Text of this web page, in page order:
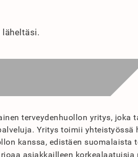
terveydenhuollon yritys, joka
Yritys toimii yhteistyössä
kanssa, edistäen suomalaista
asiakkailleen korkealaatuisia